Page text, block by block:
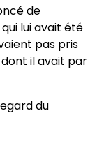
de
lui avait été
pas pris
il avait par
du